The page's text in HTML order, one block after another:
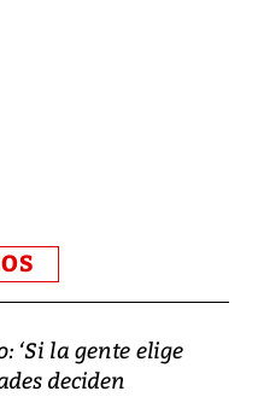
‘Si la gente elige
deciden